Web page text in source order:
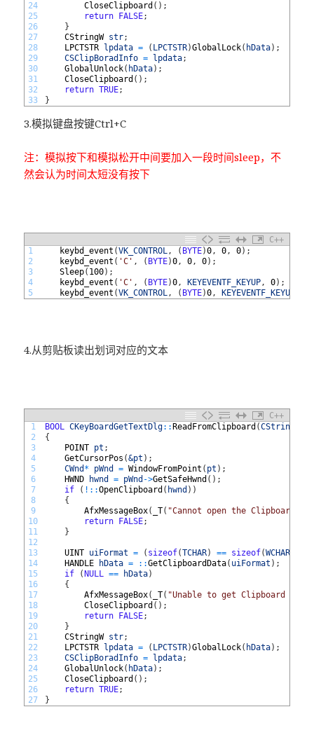
24
25
26
27
28
29
30
31
32
33
CloseClipboard ( ) ;
return
FALSE;
}
CStringW str;
LPCTSTR
lpdata = ( LPCTSTR)GlobalLock( hData) ;
CSClipBoradInfo = lpdata;
GlobalUnlock( hData) ;
CloseClipboard ( ) ;
return TRUE;
}
3.模拟键盘按键Ctrl+C
注：模拟按下和模拟松开中间要加入一段时间sleep，不
然会认为时间太短没有按下
C++
1
2
3
4
5
keybd_event (VK_CONTROL, ( BYTE)0, 0, 0) ;
keybd_event ( 'C' , ( BYTE)0, 0, 0) ;
Sleep( 100) ;
keybd_event ( 'C' , ( BYTE)0, KEYEVENTF_KEYUP, 0) ;
keybd_event (VK_CONTROL, ( BYTE)0, KEYEVENTF_KEYUP
4.从剪贴板读出划词对应的文本
C++
1
2
3
4
5
6
7
8
9
10
11
12
13
14
15
16
17
18
19
20
21
22
23
24
25
26
27
BOOL CKeyBoardGetTextDlg:: ReadFromClipboard (CString
{
POINT pt ;
GetCursorPos (&pt ) ;
CWnd * pWnd = WindowFromPoint ( pt ) ;
HWND
hwnd = pWnd ->GetSafeHwnd ( ) ;
if
( ! ::OpenClipboard ( hwnd ) )
{
AfxMessageBox( _T( "Cannot open the Clipboard!"
return
FALSE;
}
UINT uiFormat = ( sizeof(TCHAR) == sizeof(WCHAR
HANDLE
hData = ::GetClipboardData( uiFormat ) ;
if
( NULL == hData)
{
AfxMessageBox( _T( "Unable to get Clipboard
CloseClipboard ( ) ;
return
FALSE;
}
CStringW str;
LPCTSTR
lpdata = ( LPCTSTR)GlobalLock( hData) ;
CSClipBoradInfo = lpdata;
GlobalUnlock( hData) ;
CloseClipboard ( ) ;
return TRUE;
}